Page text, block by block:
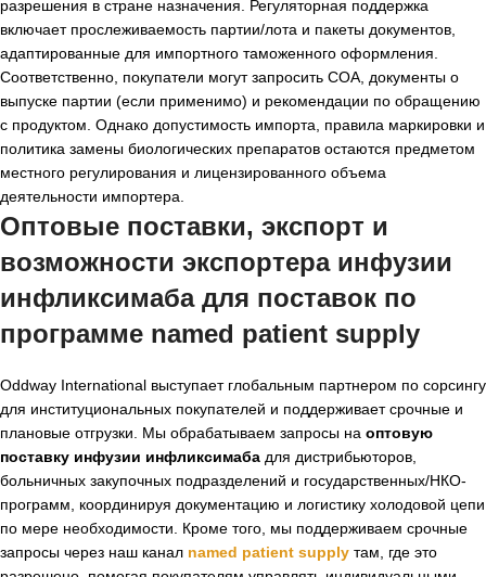
разрешения в стране назначения. Регуляторная поддержка
включает прослеживаемость партии/лота и пакеты документов,
адаптированные для импортного таможенного оформления.
Соответственно, покупатели могут запросить COA, документы о
выпуске партии (если применимо) и рекомендации по обращению
с продуктом. Однако допустимость импорта, правила маркировки и
политика замены биологических препаратов остаются предметом
местного регулирования и лицензированного объема
деятельности импортера.
Оптовые поставки, экспорт и
возможности экспортера инфузии
инфликсимабадля поставок по
программе named patient supply
Oddway International выступает глобальным партнером по сорсингу
для институциональных покупателей и поддерживает срочные и
плановые отгрузки. Мы обрабатываем запросы на оптовую
поставку инфузии инфликсимаба для дистрибьюторов,
больничных закупочных подразделений и государственных/НКО-
программ, координируя документацию и логистику холодовой цепи
по мере необходимости. Кроме того, мы поддерживаем срочные
запросы через наш канал named patient supply там, где это